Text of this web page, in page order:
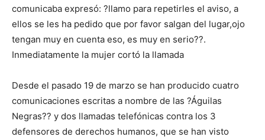
comunicaba expresó: ?llamo para repetirles el aviso, a
ellos se les ha pedido que por favor salgan del lugar,ojo
tengan muy en cuenta eso, es muy en serio??.
Inmediatamente la mujer cortó la llamada
Desde el pasado 19 de marzo se han producido cuatro
comunicaciones escritas a nombre de las ?Águilas
Negras?? y dos llamadas telefónicas contra los 3
defensores de derechos humanos, que se han visto